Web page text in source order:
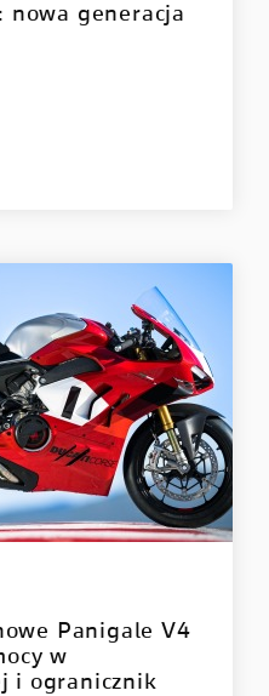
nowa generacja
Panigale V4
w
i ogranicznik